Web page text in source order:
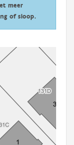
meer
of sloop.